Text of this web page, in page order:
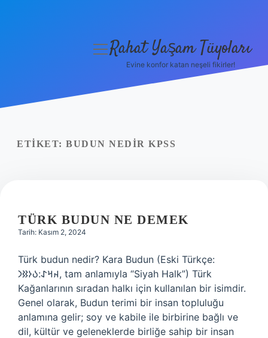
Yasal Uyarı
menüyü
Rahat Yaşam Tüyoları
Evine konfor katan neşeli fikirler!
ETIKET: BUDUN NEDIR KPSS
TÜRK BUDUN NE DEMEK
Tarih: Kasım 2, 2024
Türk budun nedir? Kara Budun (Eski Türkçe:
𐰴𐰺𐰀:𐰉𐰆𐰑𐰣, tam anlamıyla “Siyah Halk”) Türk
Kağanlarının sıradan halkı için kullanılan bir isimdir.
Genel olarak, Budun terimi bir insan topluluğu
anlamına gelir; soy ve kabile ile birbirine bağlı ve
dil, kültür ve geleneklerde birliğe sahip bir insan